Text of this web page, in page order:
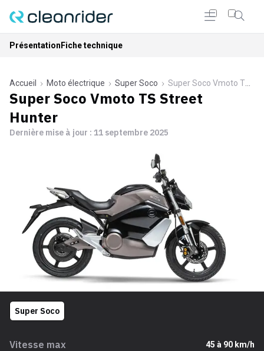
Présentation Fiche technique
Accueil Moto électrique Super Soco Super Soco Vmoto TS Street Hunter
Super Soco Vmoto TS Street
Hunter
Dernière mise à jour : 11 septembre 2025
Super Soco
Vitesse max 45 à 90 km/h